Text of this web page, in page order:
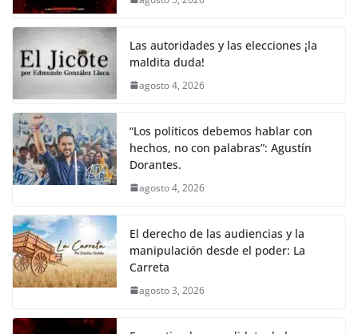
o
o
k
p k
Las autoridades y las elecciones ¡la
maldita duda!
agosto 4, 2026
“Los políticos debemos hablar con
hechos, no con palabras”: Agustín
Dorantes.
agosto 4, 2026
El derecho de las audiencias y la
manipulación desde el poder: La
Carreta
agosto 3, 2026